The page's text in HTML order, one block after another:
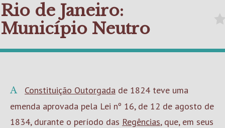
Rio de Janeiro:
Município Neutro
Constituição Outorgada de 1824 teve uma
emenda aprovada pela Lei nº 16, de 12 de agosto de
1834, durante o período das Regências, que, em seus